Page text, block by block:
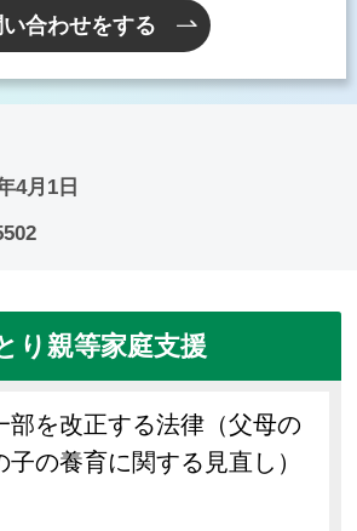
合わせをする
4月1日
り親等家庭支援
部を改正する法律（父母の
子の養育に関する見直し）